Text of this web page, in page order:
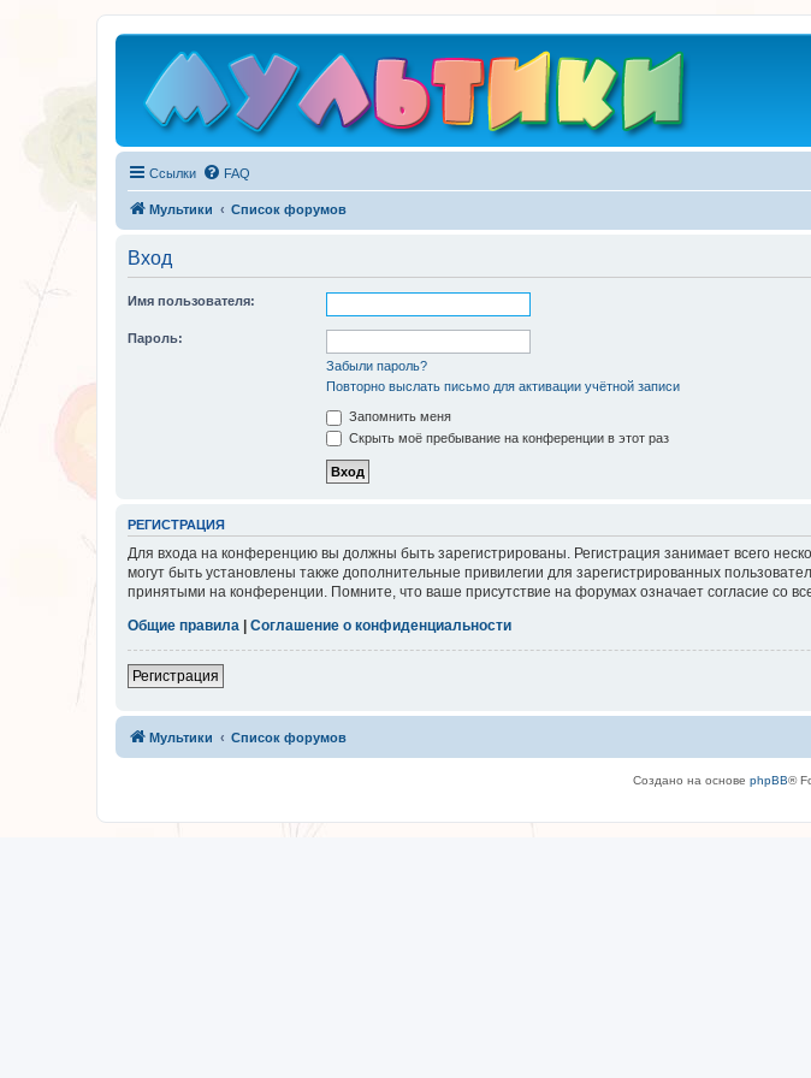
Ссылки FAQ
Мультики Список форумов
Вход
Имя пользователя:
Пароль:
Забыли пароль?
Повторно выслать письмо для активации учётной записи
Запомнить меня
Скрыть моё пребывание на конференции в этот раз
РЕГИСТРАЦИЯ
Для входа на конференцию вы должны быть зарегистрированы. Регистрация занимает всего
могут быть установлены также дополнительные привилегии для зарегистрированных
принятыми на конференции. Помните, что ваше присутствие на форумах означает согласие со
Общие правила | Соглашение о конфиденциальности
Регистрация
Мультики Список форумов
Создано на основе phpBB®